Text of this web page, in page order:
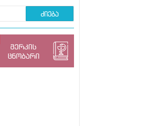
ძიება
მერკის
ცნობარი